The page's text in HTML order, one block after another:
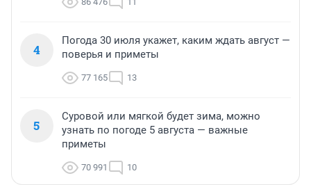
4
Погода 30 июля укажет, каким ждать август —
поверья и приметы
77 165 13
5
Суровой или мягкой будет зима, можно
узнать по погоде 5 августа — важные
приметы
70 991 10